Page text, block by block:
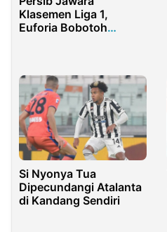
Klasemen Liga 1,
Euforia Bobotoh
Si Nyonya Tua
Dipecundangi Atalanta
di Kandang Sendiri